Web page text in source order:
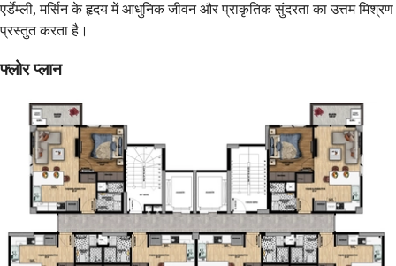
एर्डेम्ली, मर्सिन के हृदय में आधुनिक जीवन और प्राकृतिक सुंदरता का उत्तम मिश्रण
प्रस्तुत करता है।
फ्लोर प्लान